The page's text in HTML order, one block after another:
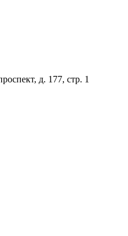
д. 177, стр. 1